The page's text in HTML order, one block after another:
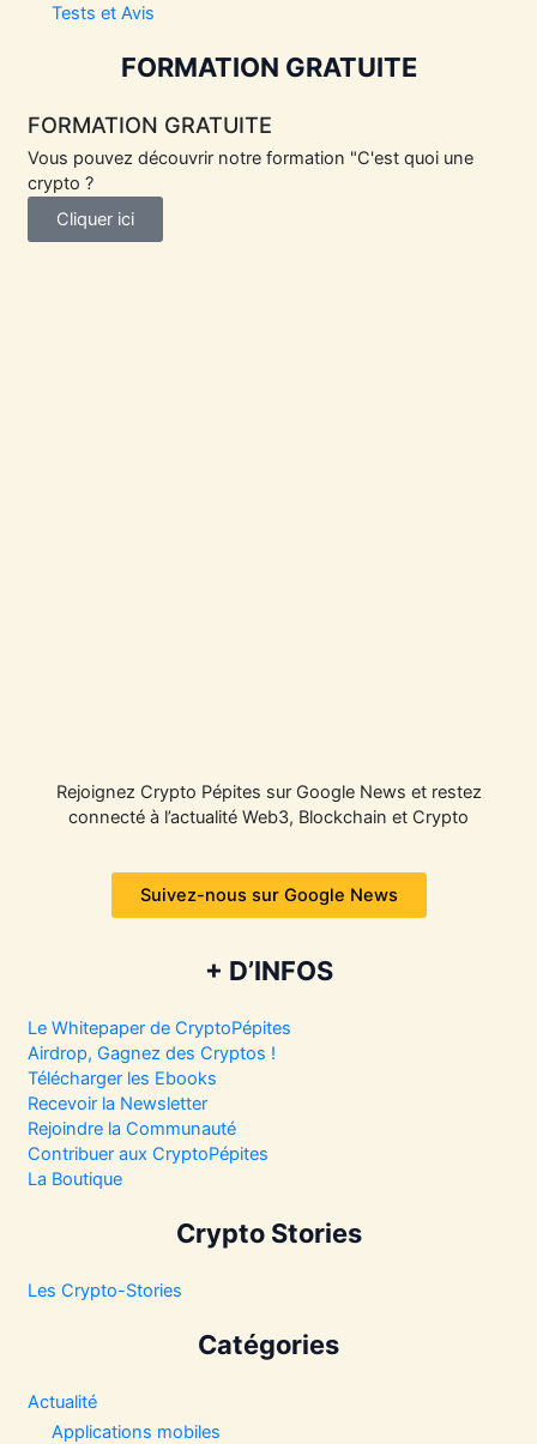
Tests et Avis
FORMATION GRATUITE
FORMATION GRATUITE
Vous pouvez découvrir notre formation "C'est quoi une
crypto ?
Cliquer ici
Rejoignez Crypto Pépites sur Google News et restez
connecté à l’actualité Web3, Blockchain et Crypto
Suivez-nous sur Google News
+ D’INFOS
Le Whitepaper de CryptoPépites
Airdrop, Gagnez des Cryptos !
Télécharger les Ebooks
Recevoir la Newsletter
Rejoindre la Communauté
Contribuer aux CryptoPépites
La Boutique
Crypto Stories
Les Crypto-Stories
Catégories
Actualité
Applications mobiles